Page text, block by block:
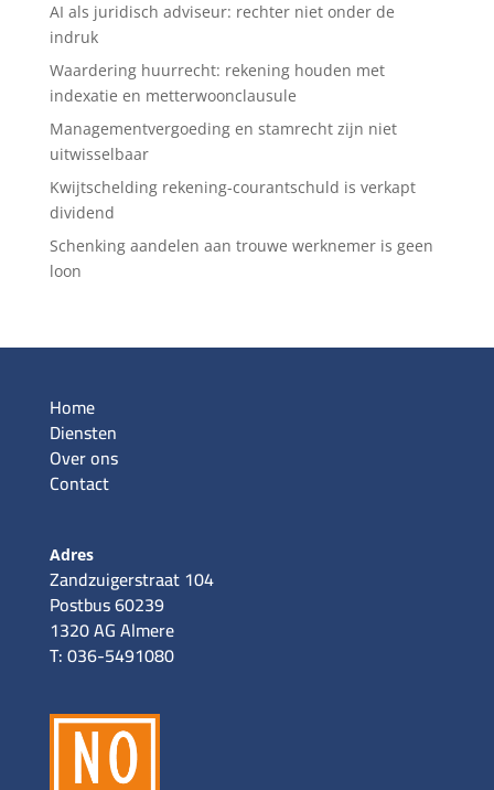
AI als juridisch adviseur: rechter niet onder de
indruk
Waardering huurrecht: rekening houden met
indexatie en metterwoonclausule
Managementvergoeding en stamrecht zijn niet
uitwisselbaar
Kwijtschelding rekening-courantschuld is verkapt
dividend
Schenking aandelen aan trouwe werknemer is geen
loon
Home
Diensten
Over ons
Contact
Adres
Zandzuigerstraat 104
Postbus 60239
1320 AG Almere
T: 036-5491080